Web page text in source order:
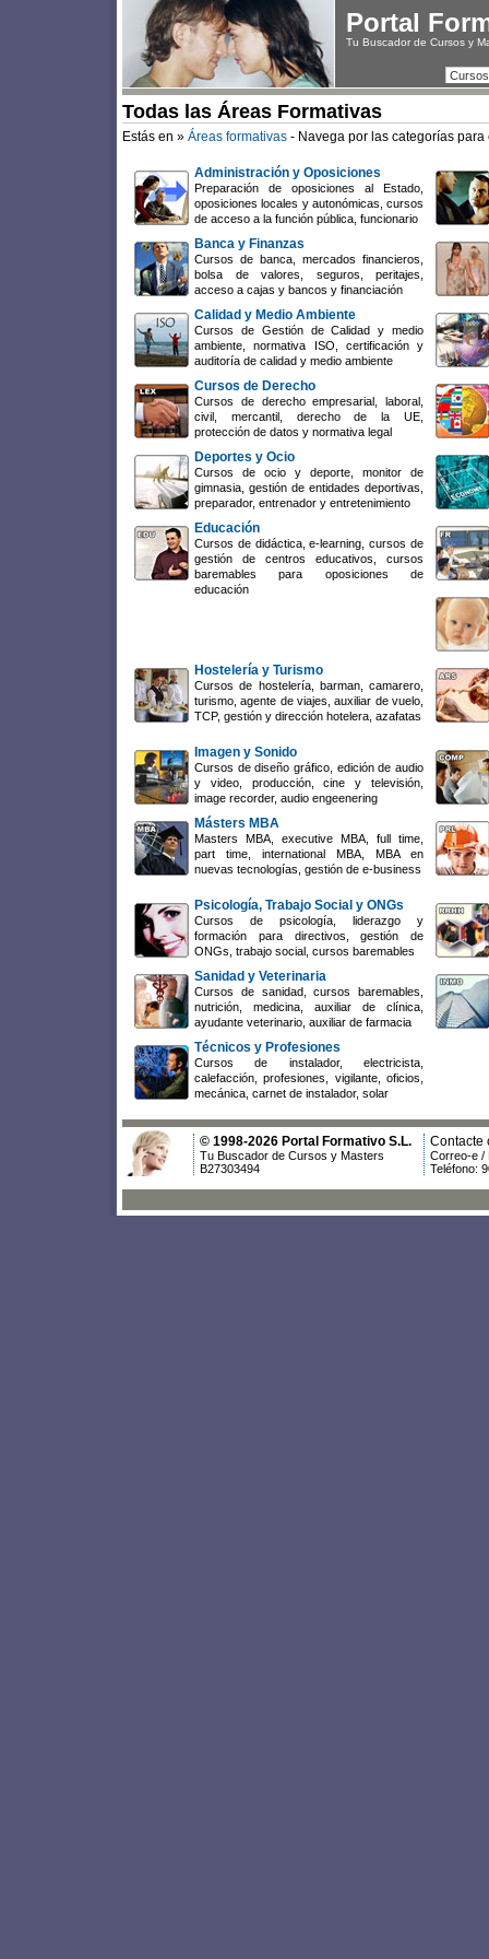
Portal
Tu Buscador de Cursos y
Todas las Áreas Formativas
Estás en » Áreas formativas - Navega por las categorías
Administración y Oposiciones
Preparación de oposiciones al Estado,
oposiciones locales y autonómicas, cursos
de acceso a la función pública, funcionario
Banca y Finanzas
Cursos de banca, mercados financieros,
bolsa de valores, seguros, peritajes,
acceso a cajas y bancos y financiación
Calidad y Medio Ambiente
Cursos de Gestión de Calidad y medio
ambiente, normativa ISO, certificación y
auditoría de calidad y medio ambiente
Cursos de Derecho
Cursos de derecho empresarial, laboral,
civil, mercantil, derecho de la UE,
protección de datos y normativa legal
Deportes y Ocio
Cursos de ocio y deporte, monitor de
gimnasia, gestión de entidades deportivas,
preparador, entrenador y entretenimiento
Educación
Cursos de didáctica, e-learning, cursos de
gestión de centros educativos, cursos
baremables para oposiciones de
educación
Hostelería y Turismo
Cursos de hostelería, barman, camarero,
turismo, agente de viajes, auxiliar de vuelo,
TCP, gestión y dirección hotelera, azafatas
Imagen y Sonido
Cursos de diseño gráfico, edición de audio
y video, producción, cine y televisión,
image recorder, audio engeenering
Másters MBA
Masters MBA, executive MBA, full time,
part time, international MBA, MBA en
nuevas tecnologías, gestión de e-business
Psicología, Trabajo Social y ONGs
Cursos de psicología, liderazgo y
formación para directivos, gestión de
ONGs, trabajo social, cursos baremables
Sanidad y Veterinaria
Cursos de sanidad, cursos baremables,
nutrición, medicina, auxiliar de clínica,
ayudante veterinario, auxiliar de farmacia
Técnicos y Profesiones
Cursos de instalador, electricista,
calefacción, profesiones, vigilante, oficios,
mecánica, carnet de instalador, solar
© 1998-2026 Portal Formativo S.L.
Tu Buscador de Cursos y Masters
B27303494
Contacte
Correo-e /
Teléfono: